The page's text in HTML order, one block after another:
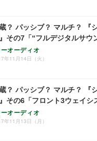
？ パッシブ？ マルチ？ 『
その7「“フルデジタルサウ
ーオーディオ
年11月14日（火）
？ パッシブ？ マルチ？ 『
その6「フロント3ウェイシ
ーオーディオ
年11月13日（月）